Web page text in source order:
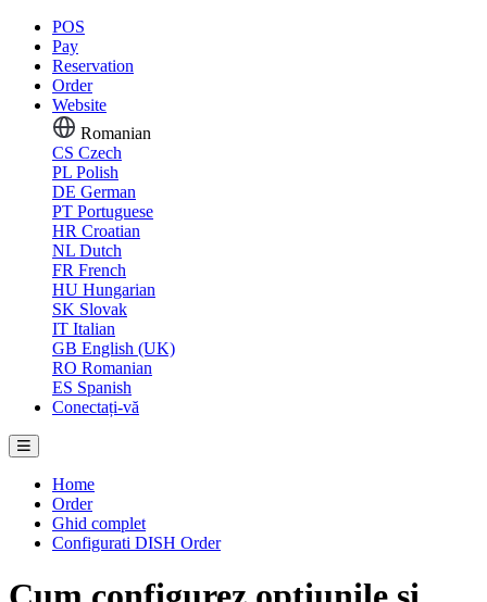
POS
Pay
Reservation
Order
Website
Romanian
CS Czech
PL Polish
DE German
PT Portuguese
HR Croatian
NL Dutch
FR French
HU Hungarian
SK Slovak
IT Italian
GB English (UK)
RO Romanian
ES Spanish
Conectați-vă
Home
Order
Ghid complet
Configurati DISH Order